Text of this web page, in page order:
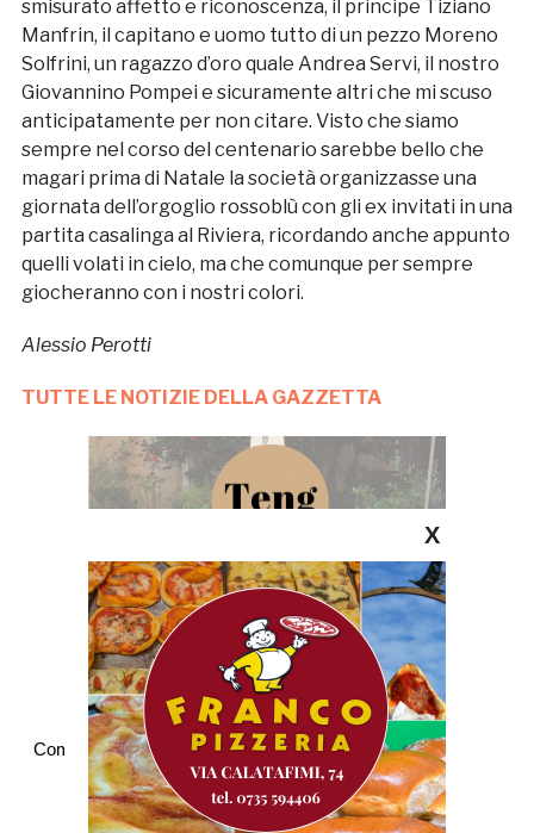
smisurato affetto e riconoscenza, il principe Tiziano
Manfrin, il capitano e uomo tutto di un pezzo Moreno
Solfrini, un ragazzo d’oro quale Andrea Servi, il nostro
Giovannino Pompei e sicuramente altri che mi scuso
anticipatamente per non citare. Visto che siamo
sempre nel corso del centenario sarebbe bello che
magari prima di Natale la società organizzasse una
giornata dell’orgoglio rossoblù con gli ex invitati in una
partita casalinga al Riviera, ricordando anche appunto
quelli volati in cielo, ma che comunque per sempre
giocheranno con i nostri colori.
Alessio Perotti
TUTTE LE NOTIZIE DELLA GAZZETTA
Commenti
X